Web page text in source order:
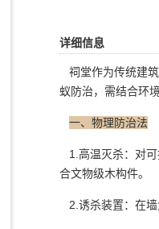
详细信息
祠堂作为传统建
蚁防治，需结合环
一、物理防治法
1.高温灭杀：对
合文物级木构件。
2.诱杀装置：在墙